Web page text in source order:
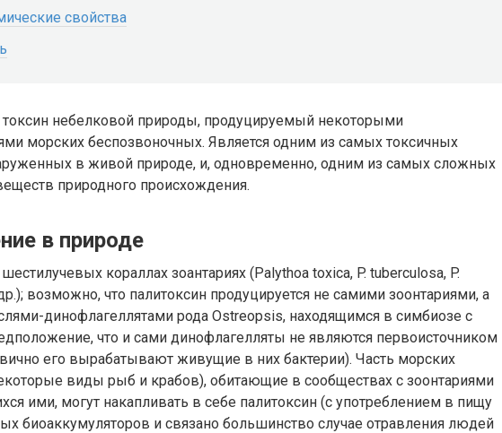
свойства
небелковой природы, продуцируемый некоторыми
морских беспозвоночных. Является одним из самых токсичных
в живой природе, и, одновременно, одним из самых сложных
природного происхождения.
в природе
кораллах зоантариях (Palythoa toxica, P. tuberculosa, P.
возможно, что палитоксин продуцируется не самими зоонтариями, а
динофлагеллятами рода Ostreopsis, находящимся в симбиозе с
что и сами динофлагелляты не являются первоисточником
его вырабатывают живущие в них бактерии). Часть морских
виды рыб и крабов), обитающие в сообществах с зоонтариями
ими, могут накапливать в себе палитоксин (с употреблением в пищу
биоаккумуляторов и связано большинство случае отравления людей